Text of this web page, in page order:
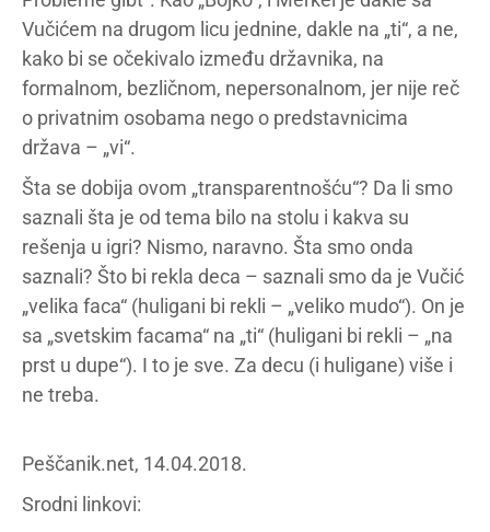
Vučićem na drugom licu jednine, dakle na „ti“, a ne,
kako bi se očekivalo između državnika, na
formalnom, bezličnom, nepersonalnom, jer nije reč
o privatnim osobama nego o predstavnicima
država – „vi“.
Šta se dobija ovom „transparentnošću“? Da li smo
saznali šta je od tema bilo na stolu i kakva su
rešenja u igri? Nismo, naravno. Šta smo onda
saznali? Što bi rekla deca – saznali smo da je Vučić
„velika faca“ (huligani bi rekli – „veliko mudo“). On je
sa „svetskim facama“ na „ti“ (huligani bi rekli – „na
prst u dupe“). I to je sve. Za decu (i huligane) više i
ne treba.
Peščanik.net, 14.04.2018.
Srodni linkovi: